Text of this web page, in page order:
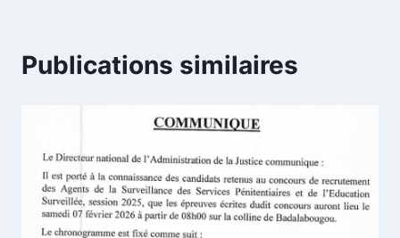
Publications similaires